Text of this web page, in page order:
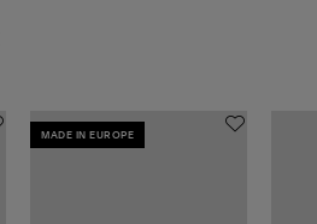
MADE IN EUROPE